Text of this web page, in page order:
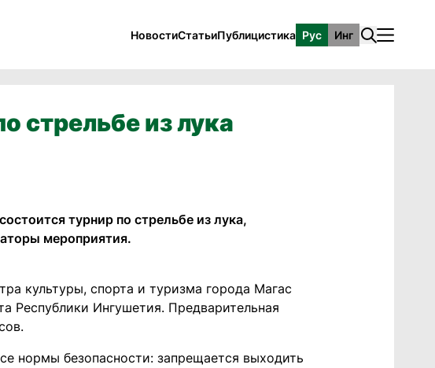
НовостиСтатьиПублицистика Рус Инг
стрельбе из лука
турнир по стрельбе из лука,
мероприятия.
культуры, спорта и туризма города Магас
Республики Ингушетия. Предварительная
нормы безопасности: запрещается выходить